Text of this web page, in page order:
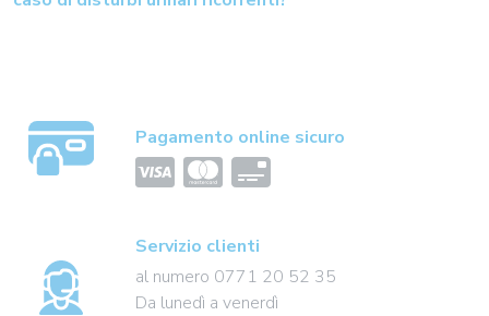
Pagamento online sicuro
Servizio clienti
al numero 0771 20 52 35
Da lunedì a venerdì